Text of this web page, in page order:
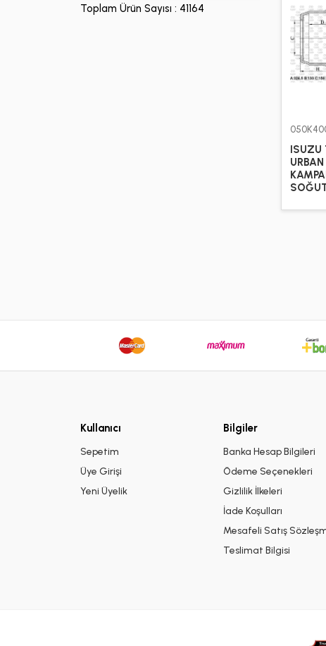
Toplam Ürün Sayısı : 41164
ISUZU
Kullanıcı
Sepetim
Üye Girişi
Yeni Üyelik
Bilgiler
Banka Hesap Bilgileri
Ödeme Seçenekleri
Gizlilik İlkeleri
İade Koşulları
Mesafeli Satış
Teslimat Bilgisi